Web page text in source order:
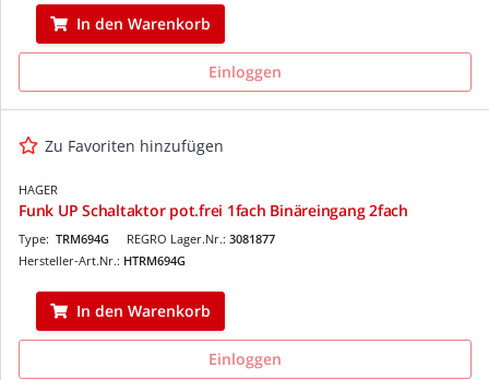
In den Warenkorb
Einloggen
Zu Favoriten hinzufügen
HAGER
Funk UP Schaltaktor pot.frei 1fach Binäreingang 2fach
REGRO Lager.Nr.: 3081877
Type: TRM694G
Hersteller-Art.Nr.: HTRM694G
In den Warenkorb
Einloggen